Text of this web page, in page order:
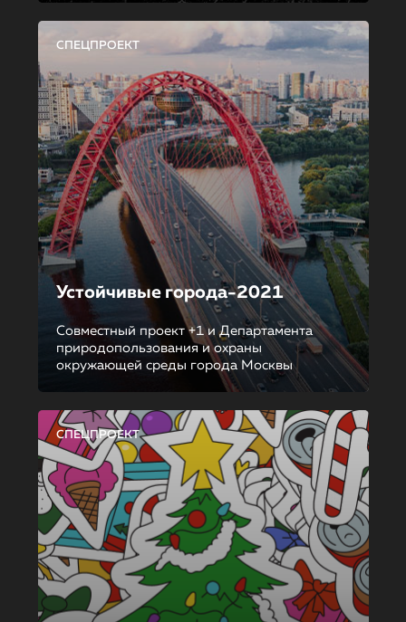
СПЕЦПРОЕКТ
Устойчивые города-2021
Совместный проект +1 и Департамента
природопользования и охраны
окружающей среды города Москвы
СПЕЦПРОЕКТ